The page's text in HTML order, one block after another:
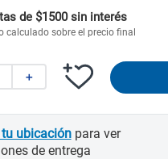
de $1500 sin interés
calculado sobre el precio final
＋
ubicaciónpara ver
de entrega